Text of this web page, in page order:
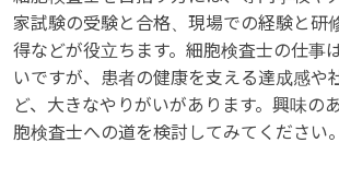
家試験の受験と合格、現場での経験と研
得などが役立ちます。細胞検査士の仕事
いですが、患者の健康を支える達成感や
ど、大きなやりがいがあります。興味の
胞検査士への道を検討してみてください。